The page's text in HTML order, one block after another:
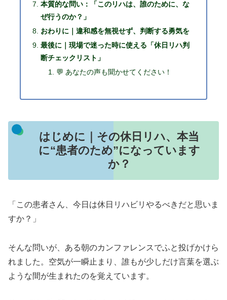
本質的な問い：「このリハは、誰のために、な
ぜ行うのか？」
おわりに｜違和感を無視せず、判断する勇気を
最後に｜現場で迷った時に使える「休日リハ判
断チェックリスト」
💬 あなたの声も聞かせてください！
はじめに｜その休日リハ、本当
に“患者のため”になっています
か？
「この患者さん、今日は休日リハビリやるべきだと思いま
すか？」
そんな問いが、ある朝のカンファレンスでふと投げかけら
れました。空気が一瞬止まり、誰もが少しだけ言葉を選ぶ
ような間が生まれたのを覚えています。